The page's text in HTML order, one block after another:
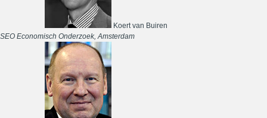
Koert van Buiren
SEO Economisch Onderzoek, Amsterdam